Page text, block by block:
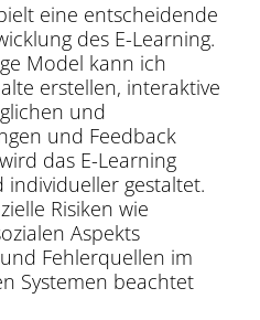
eine entscheidende
des E-Learning.
Model kann ich
erstellen, interaktive
und
und Feedback
das E-Learning
gestaltet.
Risiken wie
Aspekts
Fehlerquellen im
Systemen beachtet